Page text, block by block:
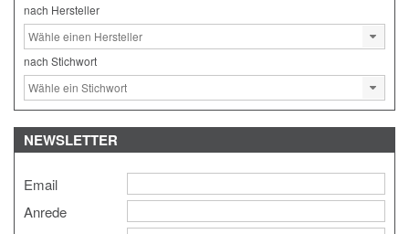
nach Hersteller
nach Stichwort
NEWSLETTER
Email
Anrede